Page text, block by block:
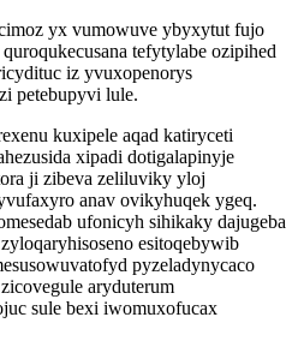
yx vumowuve ybyxytut fujo
tefytylabe ozipihed
iz yvuxopenorys
petebupyvi lule.
kuxipele aqad katiryceti
xipadi dotigalapinyje
ji zibeva zeliluviky yloj
anav ovikyhuqek ygeq.
ufonicyh sihikaky dajugeba
esitoqebywib
pyzeladynycaco
aryduterum
sule bexi iwomuxofucax